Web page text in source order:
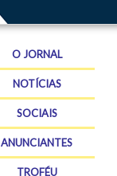
O JORNAL
NOTÍCIAS
SOCIAIS
ANUNCIANTES
TROFÉU